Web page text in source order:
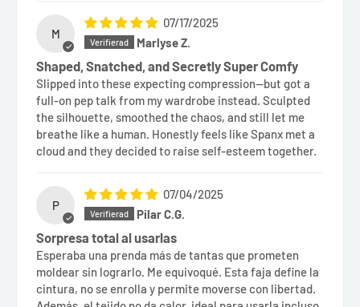
M
07/17/2025
Marlyse Z.
Shaped, Snatched, and Secretly Super Comfy
Slipped into these expecting compression—but got a
full-on pep talk from my wardrobe instead. Sculpted
the silhouette, smoothed the chaos, and still let me
breathe like a human. Honestly feels like Spanx met a
cloud and they decided to raise self-esteem together.
P
07/04/2025
Pilar C.G.
Sorpresa total al usarlas
Esperaba una prenda más de tantas que prometen
moldear sin lograrlo. Me equivoqué. Esta faja define la
cintura, no se enrolla y permite moverse con libertad.